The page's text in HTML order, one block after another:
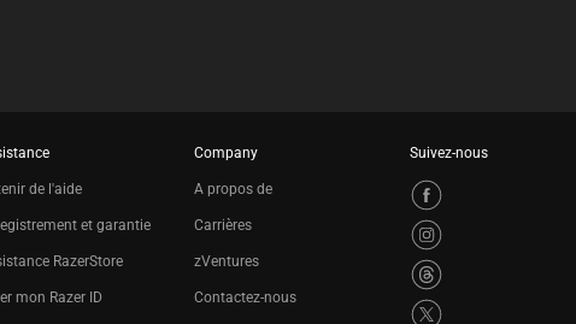
de l'aide
et garantie
RazerStore
mon Razer ID
Company
A propos de
Carrières
zVentures
Contactez-nous
Suivez-nous